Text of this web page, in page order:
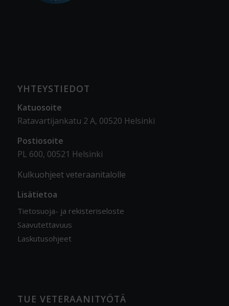
YHTEYSTIEDOT
Katuosoite
Ratavartijankatu 2 A, 00520 Helsinki
Postiosoite
PL 600, 00521 Helsinki
Kulkuohjeet veteraanitalolle
Lisätietoa
Tietosuoja- ja rekisteriseloste
Saavutettavuus
Laskutusohjeet
TUE VETERAANITYÖTÄ